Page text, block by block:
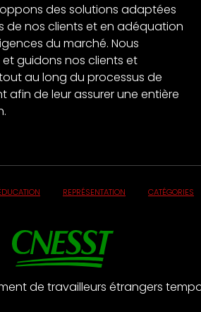
des solutions adaptées
de nos clients et en adéquation
du marché. Nous
guidons nos clients et
au long du processus de
afin de leur assurer une entière
REPRÉSENTATION CATÉGORIES
de travailleurs étrangers